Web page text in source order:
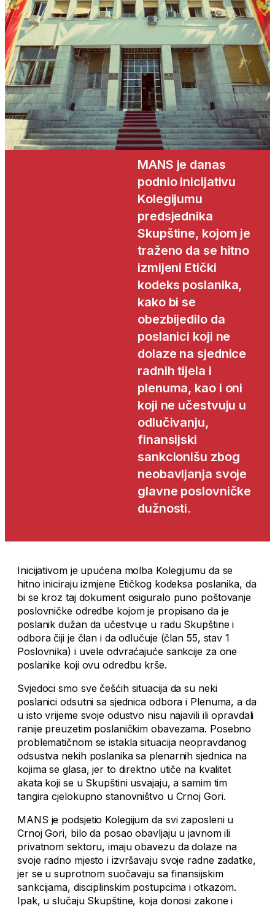
MANS je danas
podnio inicijativu
Kolegijumu
predsjednika
Skupštine, kojom je
traženo da se hitno
izmijeni Etički
kodeks poslanika,
kako bi se
obezbijedilo da
poslanici koji ne
dolaze na sjednice
radnih tijela i
plenuma, kao i oni
koji ne učestvuju u
odlučivanju,
finansijski
sankcionišu zbog
neobavljanja svoje
glavne poslovničke
dužnosti.
Inicijativom je upućena molba Kolegijumu da se
hitno iniciraju izmjene Etičkog kodeksa poslanika, da
bi se kroz taj dokument osiguralo puno poštovanje
poslovničke odredbe kojom je propisano da je
poslanik dužan da učestvuje u radu Skupštine i
odbora čiji je član i da odlučuje (član 55, stav 1
Poslovnika) i uvele odvraćajuće sankcije za one
poslanike koji ovu odredbu krše.
Svjedoci smo sve češćih situacija da su neki
poslanici odsutni sa sjednica odbora i Plenuma, a da
u isto vrijeme svoje odustvo nisu najavili ili opravdali
ranije preuzetim poslaničkim obavezama. Posebno
problematičnom se istakla situacija neopravdanog
odsustva nekih poslanika sa plenarnih sjednica na
kojima se glasa, jer to direktno utiče na kvalitet
akata koji se u Skupštini usvajaju, a samim tim
tangira cjelokupno stanovništvo u Crnoj Gori.
MANS je podsjetio Kolegijum da svi zaposleni u
Crnoj Gori, bilo da posao obavljaju u javnom ili
privatnom sektoru, imaju obavezu da dolaze na
svoje radno mjesto i izvršavaju svoje radne zadatke,
jer se u suprotnom suočavaju sa finansijskim
sankcijama, disciplinskim postupcima i otkazom.
Ipak, u slučaju Skupštine, koja donosi zakone i